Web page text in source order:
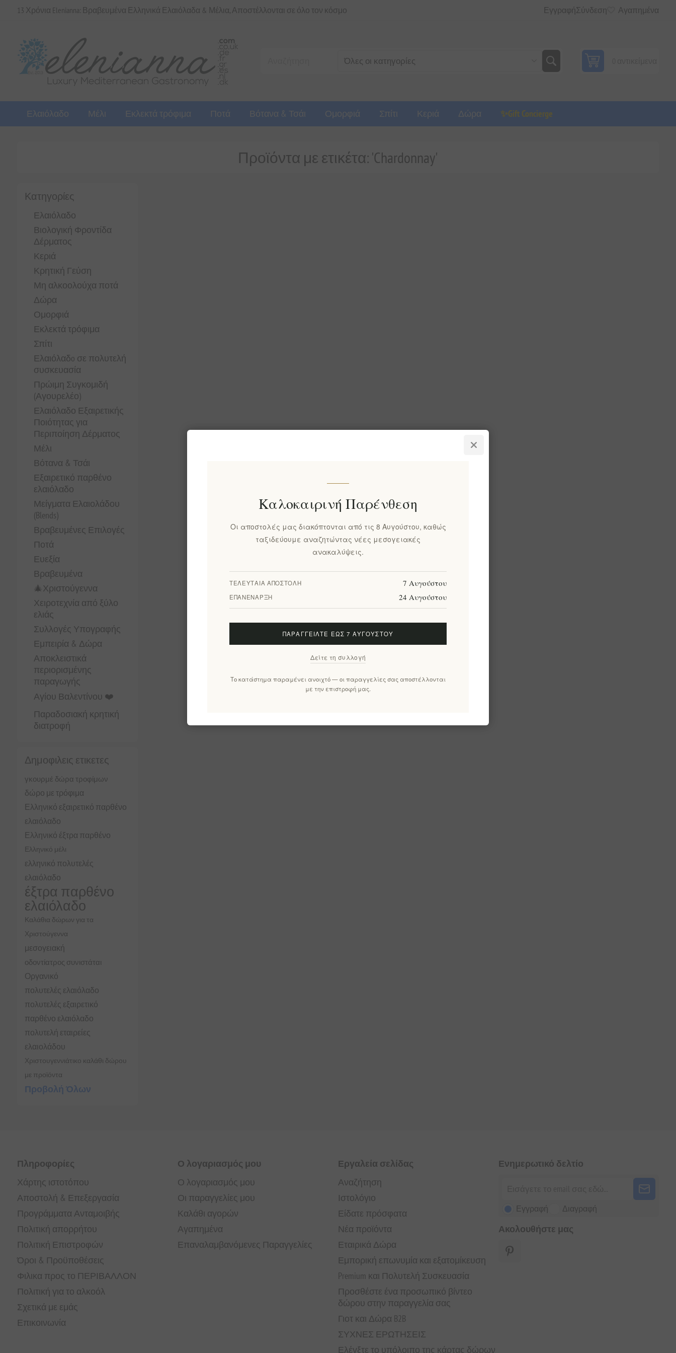
13 Χρόνια Elenianna: Βραβευμένα Ελληνικά Ελαιόλαδα & Μέλια, Αποστέλλονται σε όλο τον κόσμο ΕγγραφήΣύνδεση Αγαπημένα
Ελαιόλαδο Μέλι Εκλεκτά τρόφιμα Ποτά Βότανα & Τσάι Ομορφιά Σπίτι Κεριά Δώρα ✨Gift Concierge
Κατηγορίες
Ελαιόλαδο
Βιολογική Φροντίδα
Δέρματος
Κεριά
Κρητική Γεύση
Μη αλκοολούχα ποτά
Δώρα
Ομορφιά
Εκλεκτά τρόφιμα
Σπίτι
Ελαιόλαδo σε πολυτελή
συσκευασία
Πρώιμη Συγκομιδή
(Αγουρελέο)
Ελαιόλαδο Εξαιρετικής
Ποιότητας για
Περιποίηση Δέρματος
Μέλι
Βότανα & Τσάι
Εξαιρετικό παρθένο
ελαιόλαδο
Μείγματα Ελαιολάδου
(Blends)
Βραβευμένες Επιλογές
Ποτά
Ευεξία
Βραβευμένα
🎄Χριστούγεννα
Χειροτεχνία από ξύλο
ελιάς
Συλλογές Υπογραφής
Εμπειρία & Δώρα
Αποκλειστικά
περιορισμένης
παραγωγής
Αγίου Βαλεντίνου ❤️
Παραδοσιακή κρητική
διατροφή
Δημοφιλεις ετικετες
γκουρμέ δώρα τροφίμων
δώρο με τρόφιμα
Ελληνικό εξαιρετικό παρθένο
ελαιόλαδο
Ελληνικό έξτρα παρθένο
Ελληνικό μέλι
ελληνικό πολυτελές
ελαιόλαδο
έξτρα παρθένο
ελαιόλαδο
Καλάθια δώρων για τα
Χριστούγεννα
μεσογειακή
οδοντίατρος συνιστάται
Οργανικό
πολυτελές ελαιόλαδο
πολυτελές εξαιρετικό
παρθένο ελαιόλαδο
πολυτελή εταιρείες
ελαιολάδου
Χριστουγεννιάτικο καλάθι δώρου
με προϊόντα
Προβολή Όλων
Προϊόντα με ετικέτα: 'Chardonnay'
Πληροφορίες
Χάρτης ιστοτόπου
Αποστολή & Επεξεργασία
Προγράμματα Ανταμοιβής
Πολιτική απορρήτου
Πολιτική Επιστροφών
Όροι & Προϋποθέσεις
Φιλικα προς το ΠΕΡΙΒΑΛΛΟΝ
Πολιτική για το αλκοόλ
Σχετικά με εμάς
Επικοινωνία
Ο λογαριασμός μου
Ο λογαριασμός μου
Οι παραγγελίες μου
Καλάθι αγορών
Αγαπημένα
Επαναλαμβανόμενες Παραγγελίες
Εργαλεία σελίδας
Αναζήτηση
Ιστολόγιο
Είδατε πρόσφατα
Νέα προϊόντα
Εταιρικά Δώρα
Εμπορική επωνυμία και εξατομίκευση
Premium και Πολυτελή Συσκευασία
Προσθέστε ένα προσωπικό βίντεο
δώρου στην παραγγελία σας
Γιοτ και Δώρα B2B
ΣΥΧΝΕΣ ΕΡΩΤΗΣΕΙΣ
Ελέγξτε το υπόλοιπο της κάρτας δώρων
Ενημερωτικό δελτίο
Εγγραφή Διαγραφή
Ακολουθήστε μας
Καλοκαιρινή Παρένθεση
Οι αποστολές μας διακόπτονται από τις 8 Αυγούστου, καθώς
ταξιδεύουμε αναζητώντας νέες μεσογειακές
ανακαλύψεις.
ΤΕΛΕΥΤΑΊΑ ΑΠΟΣΤΟΛΉ 7 Αυγούστου
ΕΠΑΝΈΝΑΡΞΗ 24 Αυγούστου
ΠΑΡΑΓΓΕΊΛΤΕ ΈΩΣ 7 ΑΥΓΟΎΣΤΟΥ
Δείτε τη συλλογή
Το κατάστημα παραμένει ανοιχτό — οι παραγγελίες σας αποστέλλονται
με την επιστροφή μας.